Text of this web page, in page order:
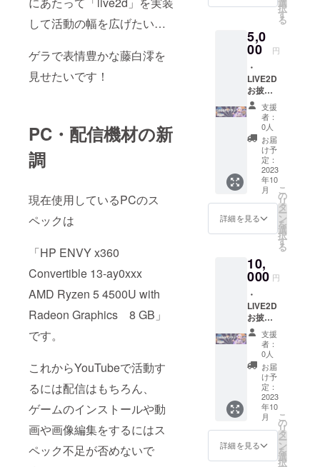
して活動の幅を広げたい…
ゲラで表情豊かな藤白澪を
見せたいです！
PC・配信機材の新
調
現在使用しているPCのス
ペックは
「HP ENVY x360
Convertible 13-ay0xxx
AMD Ryzen 5 4500U with
Radeon Graphics 8 GB」
です。
これからYouTubeで活動す
るには配信はもちろん、
ゲームのインストールや動
画や画像編集をするにはス
ペック不足が否めないで
イブ動
掲載 備
考に掲
載され
たいお
名前を
ご記載
くださ
（ニッ
クネー
ム可、
公序良
俗に反
するも
のは不
可） ※2
ネット
ンビ
ニ：セ
ブンイ
レブ
ン・
ファミ
リー
マー
ト・
ローソ
ン・ポ
プラグ
ループ
ネット
プリン
ト番号
配布方
択
す
る
5,0
00 円
・
LIVE2D
お披露
目配信
＆動画
内でお
名前の
記載&お
名前呼
び ・
ネット
プリン
ト ・缶
バッチ
※1配信
＆アー
動画に
て掲載
備考に
掲載さ
れたい
お名前
をご記
載くだ
さい
（ニッ
クネー
ム可、
公序良
俗に反
するも
のは不
可） ※2
支援
者：
0人
お届
け予
定：
2023
年10
月
詳細を見る
こ
の
リ
タ
ー
ン
を
選
択
す
る
10,
000 円
・
LIVE2D
お披露
目配信
＆動画
内でお
名前の
記載&お
名前呼
び ・
ネット
プリン
ト ・缶
バッチ
・新衣
支援
者：
0人
お届
け予
定：
2023
年10
月
詳細を見る
こ
の
リ
タ
ー
ン
を
選
択